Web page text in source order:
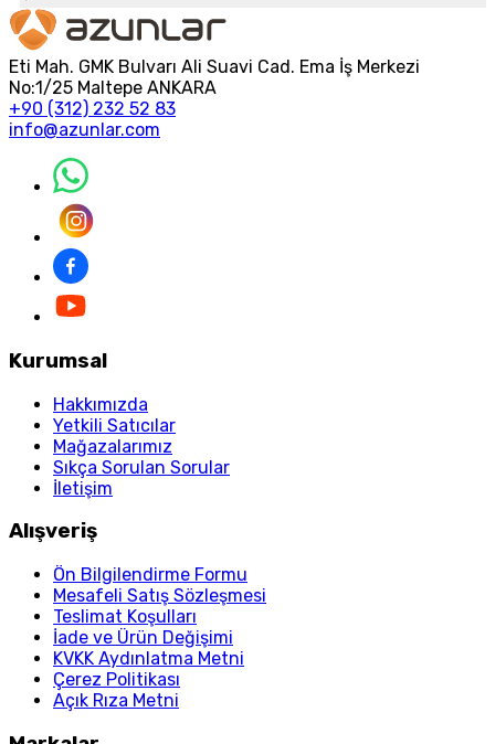
Eti Mah. GMK Bulvarı Ali Suavi Cad. Ema İş Merkezi
No:1/25 Maltepe ANKARA
+90 (312) 232 52 83
info@azunlar.com
Kurumsal
Hakkımızda
Yetkili Satıcılar
Mağazalarımız
Sıkça Sorulan Sorular
İletişim
Alışveriş
Ön Bilgilendirme Formu
Mesafeli Satış Sözleşmesi
Teslimat Koşulları
İade ve Ürün Değişimi
KVKK Aydınlatma Metni
Çerez Politikası
Açık Rıza Metni